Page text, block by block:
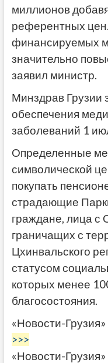
миллионов
референтных
финансируемых
значительно
заявил министр.
Минздрав Грузии
обеспечения
заболеваний 1
Определенные
символической
покупать
страдающие
граждане, лица с
граничащих с
Цхинвальского
статусом
которых менее
благосостояния.
«Новости-Грузия»
>>>
«Новости-Грузия»